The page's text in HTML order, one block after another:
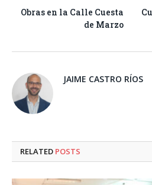
Obras en la Calle Cuesta
de Marzo
JAIME CASTRO RÍOS
RELATED POSTS